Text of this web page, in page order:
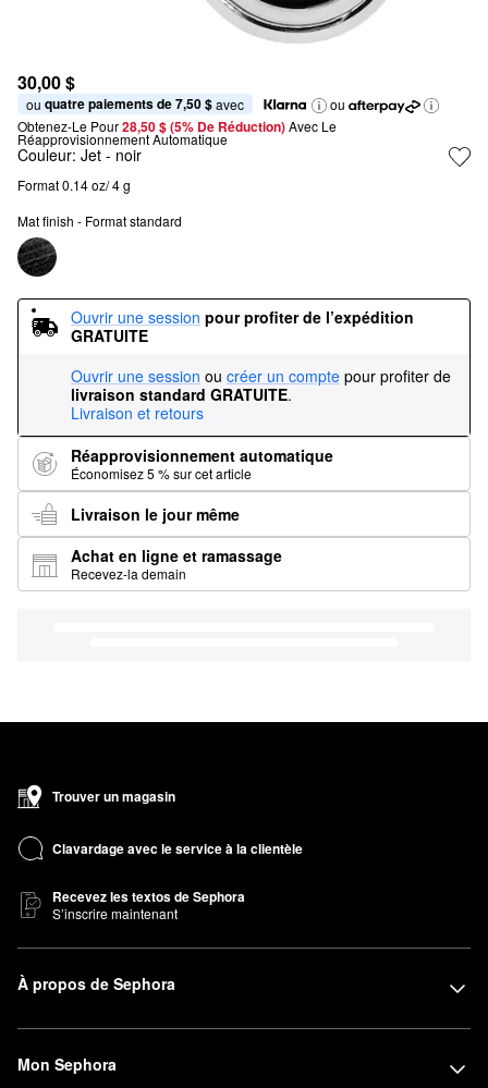
30,00 $
ou quatre paiements de 7,50 $ avec
ou
Obtenez-Le Pour28,50 $ (5% De Réduction) Avec Le
Réapprovisionnement Automatique
Couleur: Jet - noir
Format 0.14 oz/ 4 g
Mat finish - Format standard
Ouvrir une session pour profiter de l’expédition
GRATUITE
Ouvrir une session ou créer un compte pour profiter de
livraison standard GRATUITE.
Livraison et retours
Réapprovisionnement automatique
Économisez 5 % sur cet article
Livraison le jour même
Achat en ligne et ramassage
Recevez-la demain
Trouver un magasin
Clavardage avec le service à la clientèle
Recevez les textos de Sephora
S’inscrire maintenant
À propos de Sephora
Mon Sephora